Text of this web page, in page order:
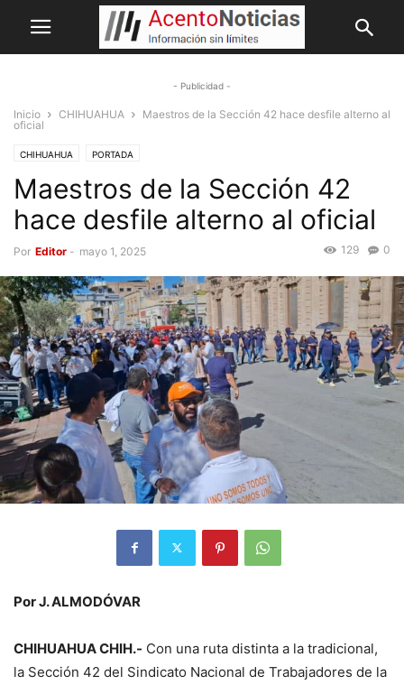
- Publicidad -
Inicio CHIHUAHUA
Maestros de la Sección 42 hace desfile alterno al
oficial
CHIHUAHUA PORTADA
Maestros de la Sección 42
hace desfile alterno al oficial
Por Editor - mayo 1, 2025 0
129
Por J. ALMODÓVAR
CHIHUAHUA CHIH.- Con una ruta distinta a la tradicional,
la Sección 42 del Sindicato Nacional de Trabajadores de la